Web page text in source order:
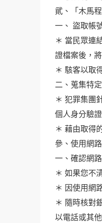
貮、「木馬
一、 盜取帳
＊ 當民眾連
證檔案後，
＊ 駭客以取
二、蒐集特
＊ 犯罪集團
個人身分驗
＊ 藉由取得
參、使用網
一、確認網
＊ 如果您不
＊ 因使用網
＊ 隨時核對
以電話或其